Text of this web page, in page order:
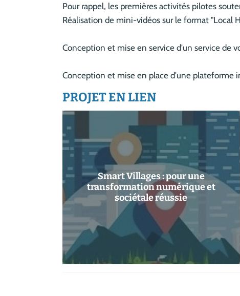
Pour rappel, les premières activités pilotes
Réalisation de mini-vidéos sur le format "Local
Conception et mise en service d'un service de
Conception et mise en place d'une plateforme
PROJET EN LIEN
Smart Villages : pour une
transformation numérique et
sociétale réussie